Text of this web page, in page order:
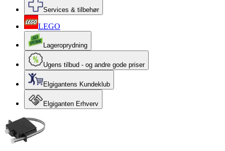
Services & tilbehør
LEGO
Lageroprydning
Ugens tilbud - og andre gode priser
Elgigantens Kundeklub
Elgiganten Erhverv